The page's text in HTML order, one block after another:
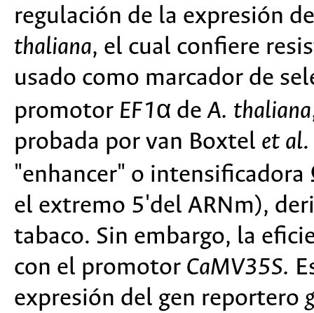
regulación de la expresión
thaliana, el cual confiere
usado como marcador de
promotor EF1α deA. thaliana
probada por van Boxtel et al
"enhancer" o
el extremo 5'del ARNm),
tabaco. Sin embargo, la
con el promotor CaMV35S.
expresión del gen reportero